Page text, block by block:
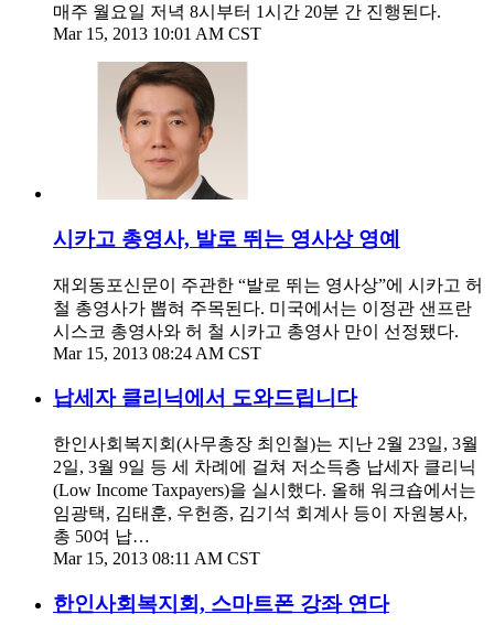
매주 월요일 저녁 8시부터 1시간 20분 간 진행된다.
Mar 15, 2013 10:01 AM CST
시카고 총영사, 발로 뛰는 영사상 영예
재외동포신문이 주관한 “발로 뛰는 영사상”에 시카고 허
철 총영사가 뽑혀 주목된다. 미국에서는 이정관 샌프란
시스코 총영사와 허 철 시카고 총영사 만이 선정됐다.
Mar 15, 2013 08:24 AM CST
납세자 클리닉에서 도와드립니다
한인사회복지회(사무총장 최인철)는 지난 2월 23일, 3월
2일, 3월 9일 등 세 차례에 걸쳐 저소득층 납세자 클리닉
(Low Income Taxpayers)을 실시했다. 올해 워크숍에서는
임광택, 김태훈, 우헌종, 김기석 회계사 등이 자원봉사,
총 50여 납…
Mar 15, 2013 08:11 AM CST
한인사회복지회, 스마트폰 강좌 연다